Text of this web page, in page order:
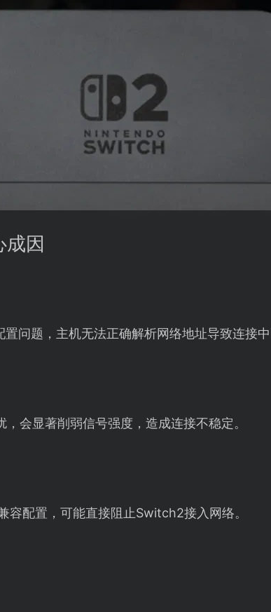
因
问题，主机无法正确解析网络地址导致连接
会显著削弱信号强度，造成连接不稳定。
容配置，可能直接阻止Switch2接入网络。